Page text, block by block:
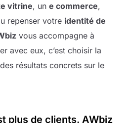
vitrine, une commerce,
repenser votre identité de
vous accompagne à
avec eux, c’est choisir la
résultats concrets sur le
plus de clients. AWbiz